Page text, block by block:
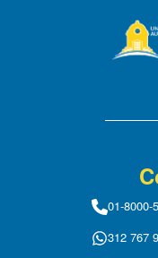
01-8000-
312 767